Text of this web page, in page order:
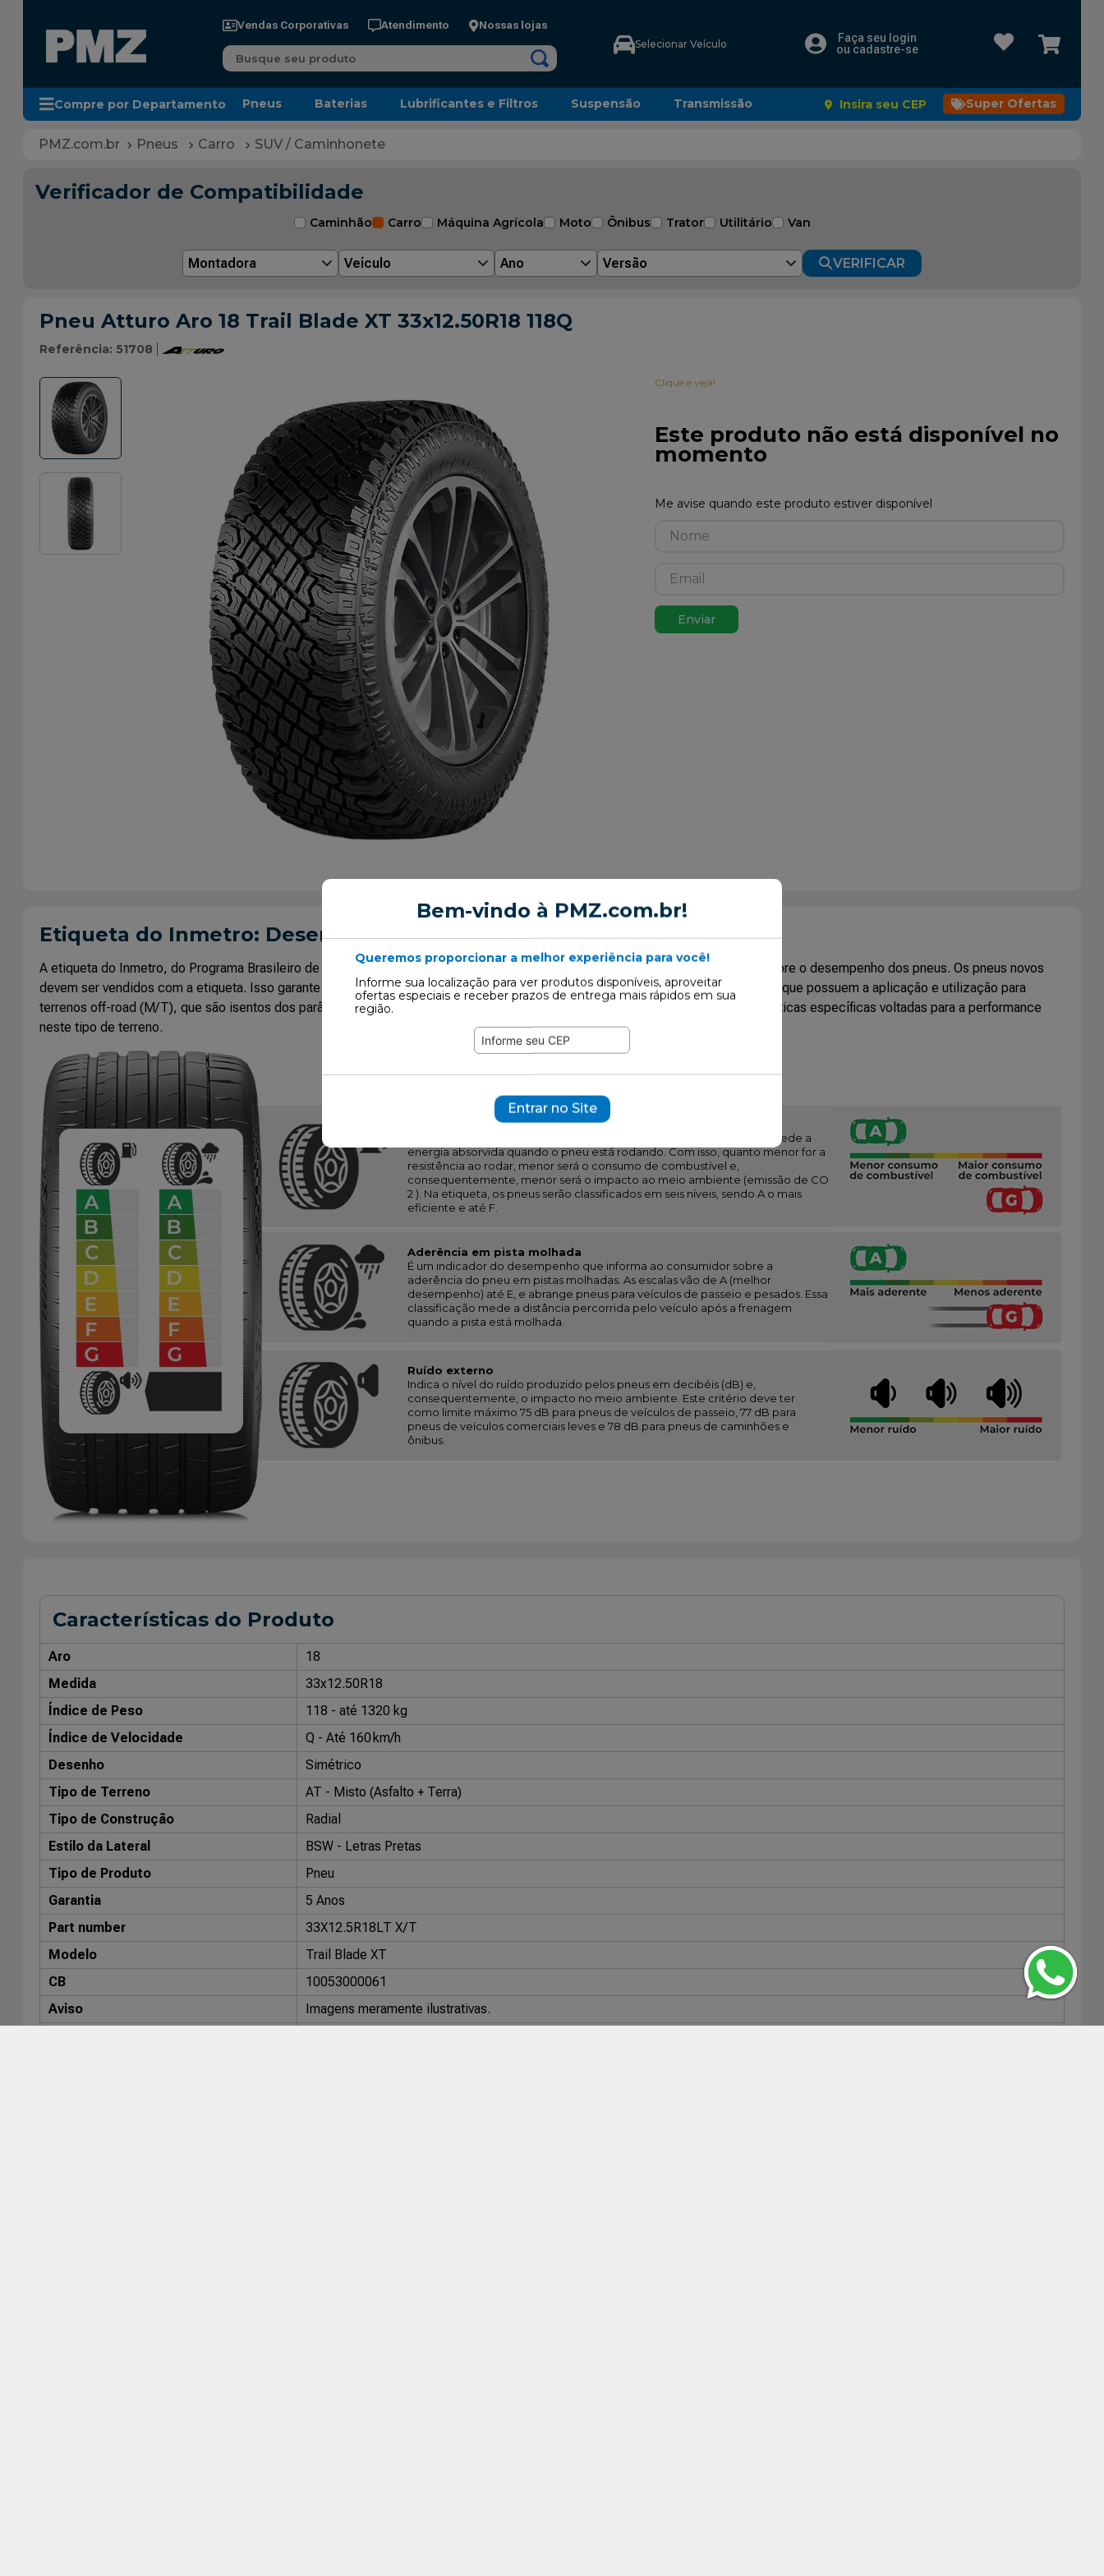
Bem-vindo à PMZ.com.br!
Queremos proporcionar a melhor experiência para você!
Informe sua localização para ver produtos disponíveis, aproveitar
ofertas especiais e receber prazos de entrega mais rápidos em sua
região.
Entrar no Site
Vendas Corporativas Atendimento Nossas lojas
Busque seu produto Selecionar Veículo
Faça seu login
ou cadastre-se
Compre por Departamento Pneus Baterias Lubrificantes e Filtros Suspensão Transmissão Insira seu CEP Super Ofertas
Pneus Carro SUV / Caminhonete
Verificador de Compatibilidade
Caminhão Carro Máquina Agrícola Moto Ônibus Trator Utilitário Van
Montadora Veículo Ano Versão VERIFICAR
Pneu Atturo Aro 18 Trail Blade XT 33x12.50R18 118Q
Referência: 51708
Clique e veja!
Este produto não está disponível no
momento
Enviar
Etiqueta do Inmetro: Desempenho do Pneu
A etiqueta do Inmetro, do Programa Brasileiro de Etiquetagem (PBE), tem como objetivo fornecer ao consumidor informações sobre o desempenho dos pneus. Os pneus novos
devem ser vendidos com a etiqueta. Isso garante que todos os produtos passaram por rigoroso teste de qualidade. Exceto pneus que possuem a aplicação e utilização para
terrenos off-road (M/T), que são isentos dos parâmetros base indicados pelo Inmetro pois sua utilização necessita de características específicas voltadas para a performance
neste tipo de terreno.
Resistência ao rolamento
Está diretamente relacionada à eficiência energética, uma vez que mede a
energia absorvida quando o pneu está rodando. Com isso, quanto menor for a
resistência ao rodar, menor será o consumo de combustível e,
consequentemente, menor será o impacto ao meio ambiente (emissão de CO
2 ). Na etiqueta, os pneus serão classificados em seis níveis, sendo A o mais
eficiente e até F.
Aderência em pista molhada
É um indicador do desempenho que informa ao consumidor sobre a
aderência do pneu em pistas molhadas. As escalas vão de A (melhor
desempenho) até E, e abrange pneus para veículos de passeio e pesados. Essa
classificação mede a distância percorrida pelo veículo após a frenagem
quando a pista está molhada.
Ruído externo
Indica o nível do ruído produzido pelos pneus em decibéis (dB) e,
consequentemente, o impacto no meio ambiente. Este critério deve ter
como limite máximo 75 dB para pneus de veículos de passeio, 77 dB para
pneus de veículos comerciais leves e 78 dB para pneus de caminhões e
ônibus.
Características do Produto
Aro
18
Medida
33x12.50R18
Índice de Peso
118 - até 1320 kg
Índice de Velocidade
Q - Até 160 km/h
Desenho
Simétrico
Tipo de Terreno
AT - Misto (Asfalto + Terra)
Tipo de Construção
Radial
Estilo da Lateral
BSW - Letras Pretas
Tipo de Produto
Pneu
Garantia
5 Anos
Part number
33X12.5R18LT X/T
Modelo
Trail Blade XT
CB
10053000061
Aviso
Imagens meramente ilustrativas.